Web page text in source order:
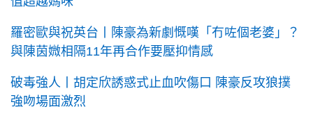
羅密歐與祝英台丨陳豪為新劇慨嘆「冇咗個老婆」？
與陳茵媺相隔11年再合作要壓抑情感
破毒強人丨胡定欣誘惑式止血吹傷口 陳豪反攻狼撲
強吻場面激烈